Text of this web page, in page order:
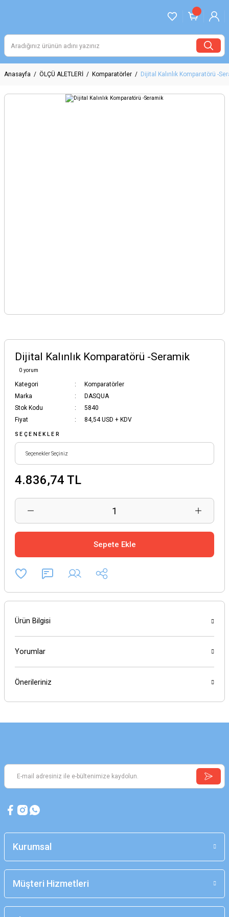
Anasayfa ÖLÇÜ ALETLERİ Komparatörler Dijital Kalınlık Komparatörü -
Dijital Kalınlık Komparatörü -Seramik
0 yorum
Kategori
Komparatörler
Marka
DASQUA
Stok Kodu
5840
Fiyat
84,54 USD + KDV
SEÇENEKLER
4.836,74 TL
Sepete Ekle
Ürün Bilgisi
Yorumlar
Önerileriniz
Kurumsal
Müşteri Hizmetleri